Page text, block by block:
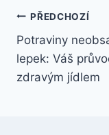
Navigace
pro
příspěvek
PŘEDCHOZÍ
Potraviny
lepek: Váš
zdravým jídlem